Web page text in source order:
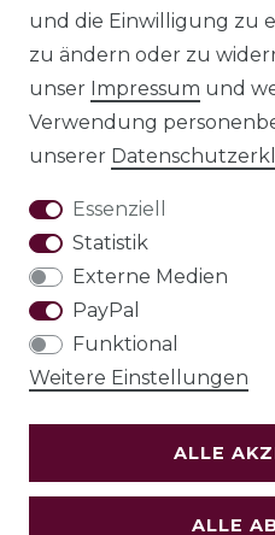
AGB
VERTRAG
© Copyright 2026 |
und die Einwilligung zu
zu ändern oder zu
unser Impressum und
Verwendung
unserer
Essenziell
Statistik
Externe Medien
PayPal
Funktional
Weitere Einstellungen
ALLE
ALLE